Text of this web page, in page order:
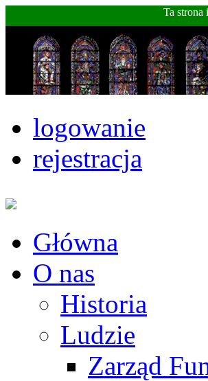
Ta strona
logowanie
rejestracja
Główna
O nas
Historia
Ludzie
Zarząd